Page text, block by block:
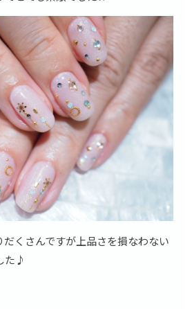
だくさんですが上品さを損なわない
た♪